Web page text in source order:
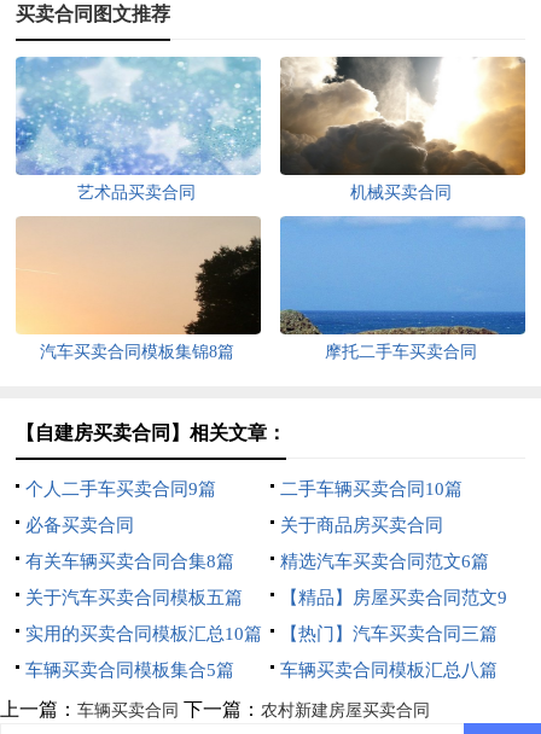
买卖合同图文推荐
艺术品买卖合同 机械买卖合同
汽车买卖合同模板集锦8篇 摩托二手车买卖合同
【自建房买卖合同】相关文章：
个人二手车买卖合同9篇
二手车辆买卖合同10篇
必备买卖合同
关于商品房买卖合同
有关车辆买卖合同合集8篇
精选汽车买卖合同范文6篇
关于汽车买卖合同模板五篇
【精品】房屋买卖合同范文9
篇
实用的买卖合同模板汇总10篇
【热门】汽车买卖合同三篇
车辆买卖合同模板集合5篇
车辆买卖合同模板汇总八篇
上一篇： 车辆买卖合同 下一篇： 农村新建房屋买卖合同